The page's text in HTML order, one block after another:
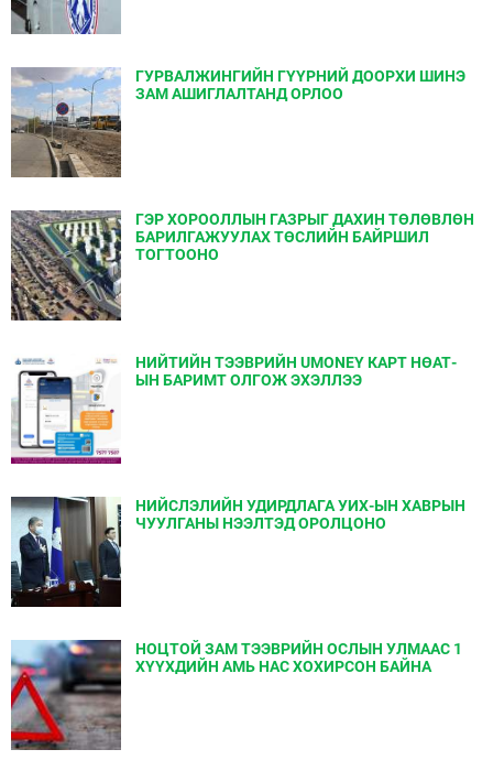
ГУРВАЛЖИНГИЙН ГҮҮРНИЙ ДООРХИ ШИНЭ
ЗАМ АШИГЛАЛТАНД ОРЛОО
ГЭР ХОРООЛЛЫН ГАЗРЫГ ДАХИН ТӨЛӨВЛӨН
БАРИЛГАЖУУЛАХ ТӨСЛИЙН БАЙРШИЛ
ТОГТООНО
НИЙТИЙН ТЭЭВРИЙН UMONEY КАРТ НӨАТ-
ЫН БАРИМТ ОЛГОЖ ЭХЭЛЛЭЭ
НИЙСЛЭЛИЙН УДИРДЛАГА УИХ-ЫН ХАВРЫН
ЧУУЛГАНЫ НЭЭЛТЭД ОРОЛЦОНО
НОЦТОЙ ЗАМ ТЭЭВРИЙН ОСЛЫН УЛМААС 1
ХҮҮХДИЙН АМЬ НАС ХОХИРСОН БАЙНА